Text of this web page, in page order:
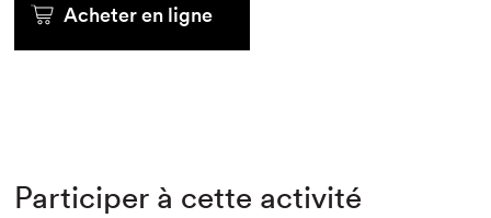
Acheter en ligne
Participer à cette activité